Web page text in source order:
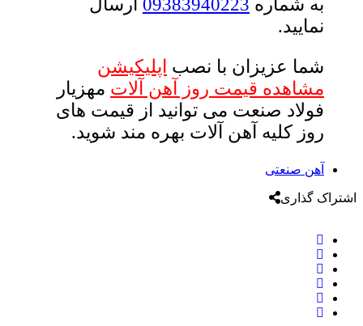
به شماره 09383940223 ارسال
نمایید.
شما عزیزان با نصب اپلیکیشن
مشاهده قیمت روز آهن آلات مهزیار
فولاد صنعت می توانید از قیمت های
روز کلیه آهن آلات بهره مند شوید.
آهن صنعتی
اشتراک گذاری